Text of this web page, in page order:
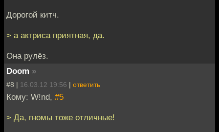
Дорогой китч.
> а актриса приятная, да.
Она рулёз.
Doom »
#8 | 16.03.12 19:56 | ответить
Кому: W!nd, #5
> Да, гномы тоже отличные!